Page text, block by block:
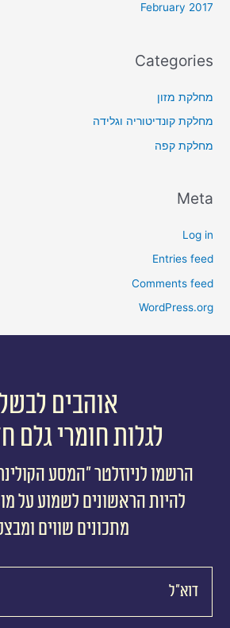
February 2017
Categories
מחלקת מזון
מחלקת קונדיטוריה וגלידה
מחלקת קפה
Meta
Log in
Entries feed
Comments feed
WordPress.org
אוהבים
לגלות חומרי גלם
הרשמו לניוזלטר ״המסע
להיות הראשונים לשמוע על
מתכונים שווים